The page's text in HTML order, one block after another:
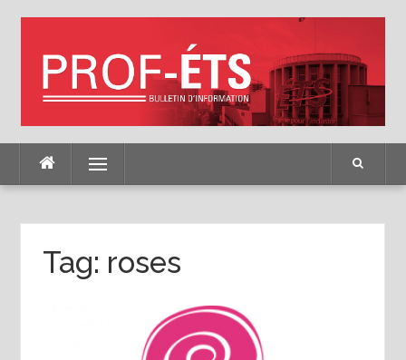
Menu
Tag: roses